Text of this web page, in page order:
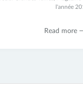
l'année
Read